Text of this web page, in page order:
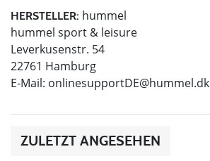
HERSTELLER: hummel
hummel sport & leisure
Leverkusenstr. 54
22761 Hamburg
E-Mail: onlinesupportDE@hummel.dk
ZULETZT ANGESEHEN